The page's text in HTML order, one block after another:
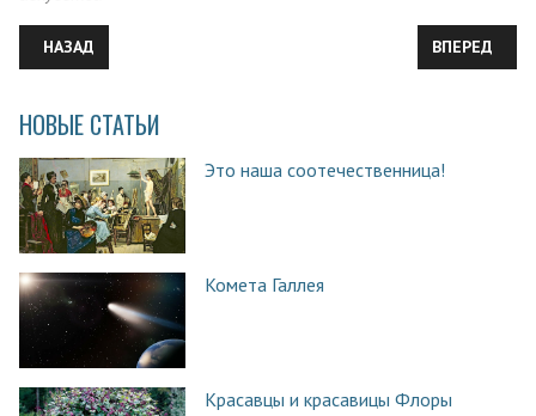
ПРЕДЫДУЩИЙ: УДИВИТЕЛЬНЫЕ СТАРИННЫЕ КАРТЫ ГОРОДОВ
НАЗАД ВПЕРЕД
НОВЫЕ СТАТЬИ
Это наша соотечественница!
Комета Галлея
Красавцы и красавицы Флоры